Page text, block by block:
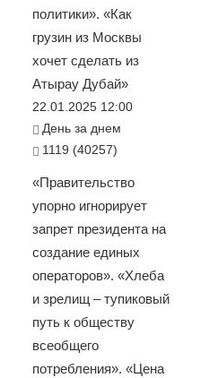
политики». «Как
грузин из Москвы
хочет сделать из
Атырау Дубай»
22.01.2025 12:00
День за днем
1119 (40257)
«Правительство
упорно игнорирует
запрет президента на
создание единых
операторов». «Хлеба
и зрелищ – тупиковый
путь к обществу
всеобщего
потребления». «Цена